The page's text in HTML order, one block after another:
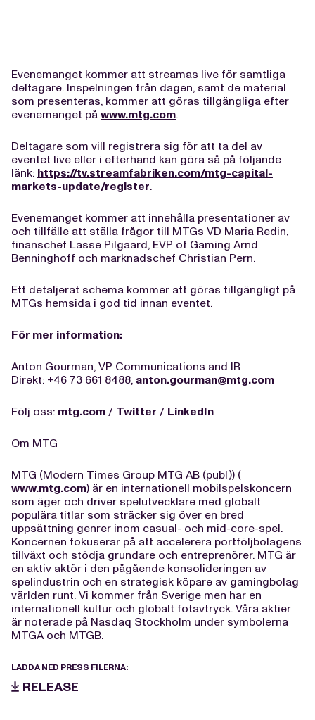
Evenemanget kommer att streamas live för samtliga
deltagare. Inspelningen från dagen, samt de material
som presenteras, kommer att göras tillgängliga efter
evenemanget på www.mtg.com.
Deltagare som vill registrera sig för att ta del av
eventet live eller i efterhand kan göra så på följande
länk: https://tv.streamfabriken.com/mtg-capital-
markets-update/register.
Evenemanget kommer att innehålla presentationer av
och tillfälle att ställa frågor till MTGs VD Maria Redin,
finanschef Lasse Pilgaard, EVP of Gaming Arnd
Benninghoff och marknadschef Christian Pern.
Ett detaljerat schema kommer att göras tillgängligt på
MTGs hemsida i god tid innan eventet.
För mer information:
Anton Gourman, VP Communications and IR
Direkt: +46 73 661 8488, anton.gourman@mtg.com
Följ oss: mtg.com / Twitter / LinkedIn
Om MTG
MTG (Modern Times Group MTG AB (publ.)) (
www.mtg.com) är en internationell mobilspelskoncern
som äger och driver spelutvecklare med globalt
populära titlar som sträcker sig över en bred
uppsättning genrer inom casual- och mid-core-spel.
Koncernen fokuserar på att accelerera portföljbolagens
tillväxt och stödja grundare och entreprenörer. MTG är
en aktiv aktör i den pågående konsolideringen av
spelindustrin och en strategisk köpare av gamingbolag
världen runt. Vi kommer från Sverige men har en
internationell kultur och globalt fotavtryck. Våra aktier
är noterade på Nasdaq Stockholm under symbolerna
MTGA och MTGB.
LADDA NED PRESS FILERNA:
RELEASE